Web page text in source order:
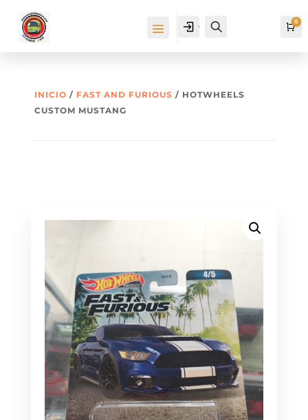
Cuenta 0
INICIO / FAST AND FURIOUS / HOTWHEELS
CUSTOM MUSTANG